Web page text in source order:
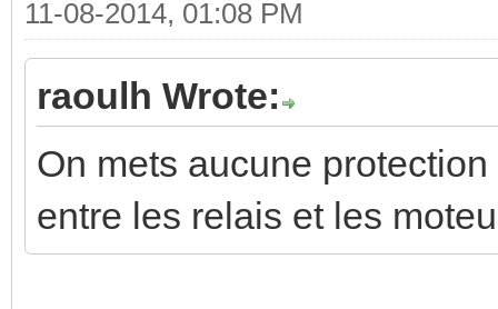
11-08-2014, 01:08 PM
raoulh Wrote:
On mets aucune
entre les relais et les